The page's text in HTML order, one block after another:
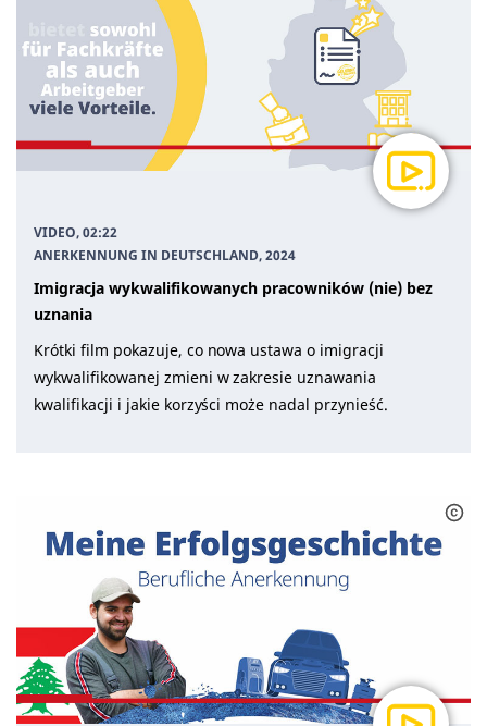
VIDEO, 02:22
ANERKENNUNG IN DEUTSCHLAND, 2024
Imigracja wykwalifikowanych pracowników (nie) bez
uznania
Krótki film pokazuje, co nowa ustawa o imigracji
wykwalifikowanej zmieni w zakresie uznawania
kwalifikacji i jakie korzyści może nadal przynieść.